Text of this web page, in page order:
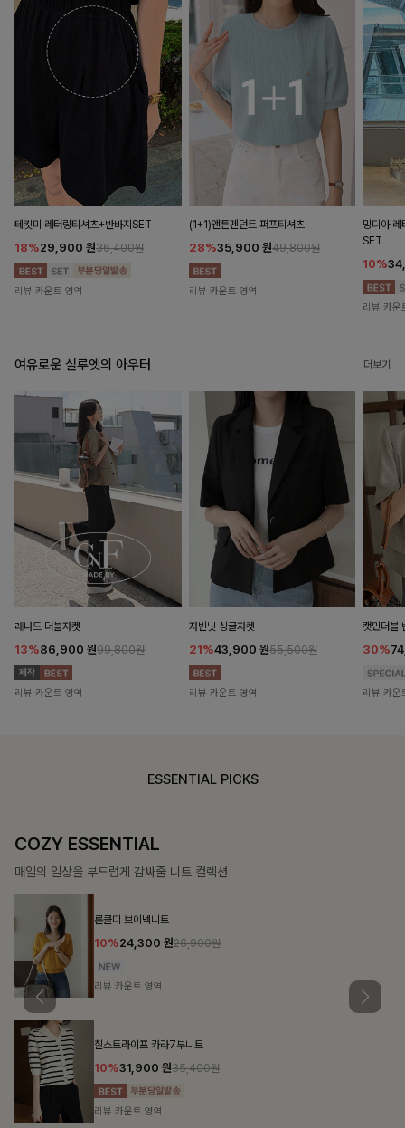
테킷미 레터링티셔츠+반바지SET
18%29,900 원36,400원
리뷰 카운트 영역
(1+1)앤튼펜던트 퍼프티셔츠
28%35,900 원49,800원
리뷰 카운트 영역
밍디아 레
SET
10%
리뷰 카운
여유로운 실루엣의 아우터 더보기
래나드 더블자켓
13%86,900 원99,800원
리뷰 카운트 영역
자빈닛 싱글자켓
21%43,900 원55,500원
리뷰 카운트 영역
캣민더블
30%
리뷰 카운
ESSENTIAL PICKS
게 감싸줄 니트 컬렉션
디 브이넥니트
24,300원26,900원
카운트 영역
트라이프 카라7부니트
31,900원35,400원
카운트 영역
리뷰